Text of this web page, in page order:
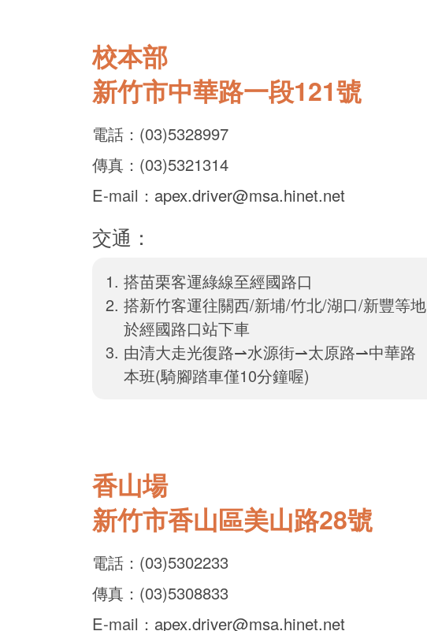
校本部
新竹市中華路一段121號
電話：(03)5328997
傳真：(03)5321314
E-mail： apex.driver@msa.hinet.net
交通：
搭苗栗客運綠線至經國路口
搭新竹客運往關西/新埔/竹北/湖口/新豐等地
於經國路口站下車
由清大走光復路⇀水源街⇀太原路⇀中華路
本班(騎腳踏車僅10分鐘喔)
香山場
新竹市香山區美山路28號
電話：(03)5302233
傳真：(03)5308833
E-mail： apex.driver@msa.hinet.net